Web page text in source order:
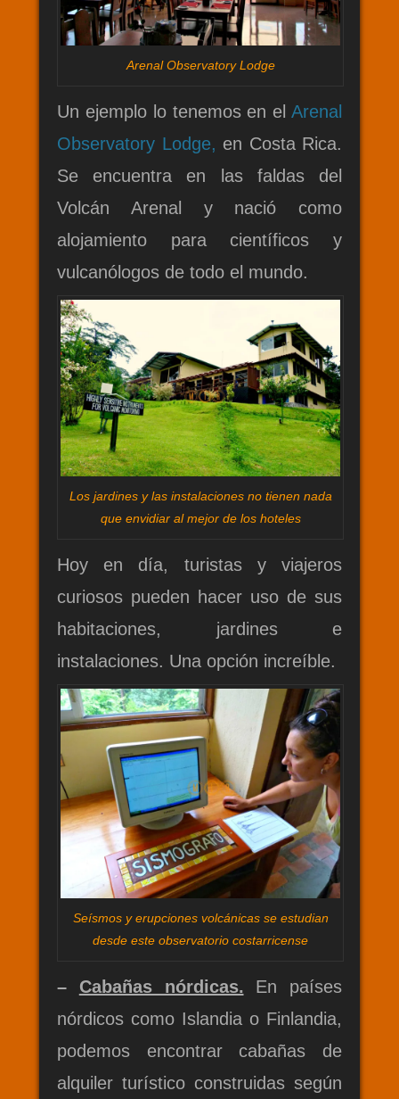
Arenal Observatory Lodge
Un ejemplo lo tenemos en el Arenal
Observatory Lodge, en Costa Rica.
Se encuentra en las faldas del
Volcán Arenal y nació como
alojamiento para científicos y
vulcanólogos de todo el mundo.
Los jardines y las instalaciones no tienen nada
que envidiar al mejor de los hoteles
Hoy en día, turistas y viajeros
curiosos pueden hacer uso de sus
habitaciones, jardines e
instalaciones. Una opción increíble.
Seísmos y erupciones volcánicas se estudian
desde este observatorio costarricense
– Cabañas nórdicas. En países
nórdicos como Islandia o Finlandia,
podemos encontrar cabañas de
alquiler turístico construidas según